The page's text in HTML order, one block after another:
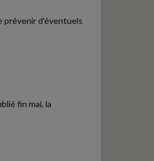
prévenir d'éventuels
fin mai, la